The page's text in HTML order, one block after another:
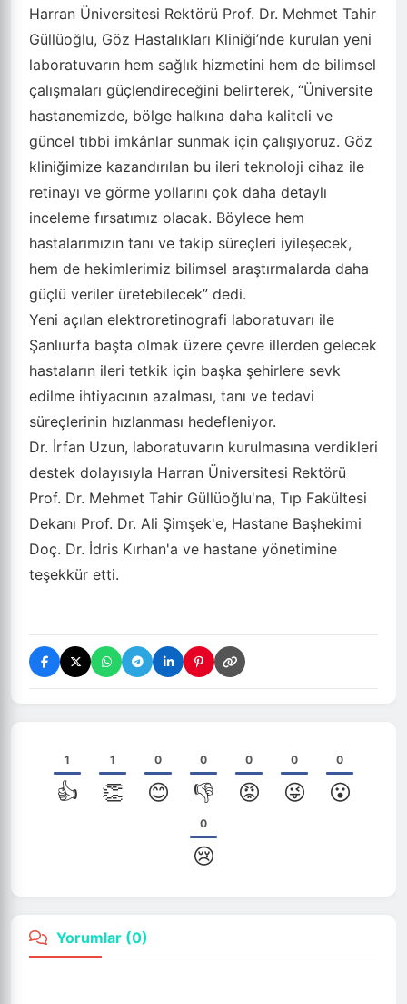
Harran Üniversitesi Rektörü Prof. Dr. Mehmet Tahir
Güllüoğlu, Göz Hastalıkları Kliniği’nde kurulan yeni
laboratuvarın hem sağlık hizmetini hem de bilimsel
çalışmaları güçlendireceğini belirterek, “Üniversite
hastanemizde, bölge halkına daha kaliteli ve
güncel tıbbi imkânlar sunmak için çalışıyoruz. Göz
kliniğimize kazandırılan bu ileri teknoloji cihaz ile
retinayı ve görme yollarını çok daha detaylı
inceleme fırsatımız olacak. Böylece hem
hastalarımızın tanı ve takip süreçleri iyileşecek,
hem de hekimlerimiz bilimsel araştırmalarda daha
güçlü veriler üretebilecek” dedi.
Yeni açılan elektroretinografi laboratuvarı ile
Şanlıurfa başta olmak üzere çevre illerden gelecek
hastaların ileri tetkik için başka şehirlere sevk
edilme ihtiyacının azalması, tanı ve tedavi
süreçlerinin hızlanması hedefleniyor.
Dr. İrfan Uzun, laboratuvarın kurulmasına verdikleri
destek dolayısıyla Harran Üniversitesi Rektörü
Prof. Dr. Mehmet Tahir Güllüoğlu'na, Tıp Fakültesi
Dekanı Prof. Dr. Ali Şimşek'e, Hastane Başhekimi
Doç. Dr. İdris Kırhan'a ve hastane yönetimine
teşekkür etti.
1
👍
1
👏
0
😊
0
👎
0
😡
0
😜
0
😮
0
😢
Yorumlar (0)